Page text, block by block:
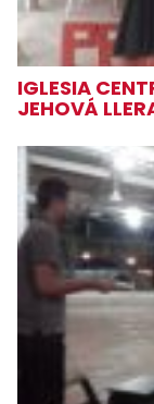
IGLESIA
JEHOVÁ